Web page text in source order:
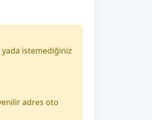
yada istemediğiniz
adres oto